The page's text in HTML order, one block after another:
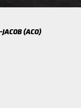
(ACO)